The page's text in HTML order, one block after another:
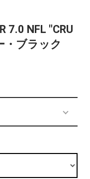
7.0 NFL "CRU
・ブラック